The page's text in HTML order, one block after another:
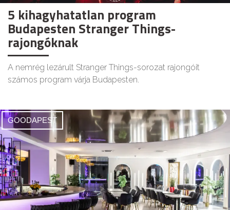
5 kihagyhatatlan program
Budapesten Stranger Things-
rajongóknak
A nemrég lezárult Stranger Things-sorozat rajongóit
számos program várja Budapesten.
GOODAPEST